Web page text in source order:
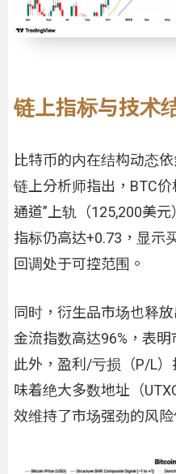
链上指标与技术
比特币的内在结构动态
链上分析师指出，BTC
通道”上轨（125,200美
指标仍高达+0.73，显示
回调处于可控范围。
同时，衍生品市场也释
金流指数高达96%，表
此外，盈利/亏损（P/L
味着绝大多数地址（
效维持了市场强劲的风